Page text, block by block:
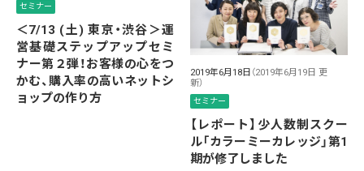
セミナー
＜7/13 (土) 東京・渋谷＞運
営基礎ステップアップセミ
ナー第２弾！お客様の心をつ
かむ、購入率の高いネットシ
ョップの作り方
2019年6月18日 （2019年6月19日 更
新）
セミナー
【レポート】少人数制スクー
ル「カラーミーカレッジ」第1
期が修了しました